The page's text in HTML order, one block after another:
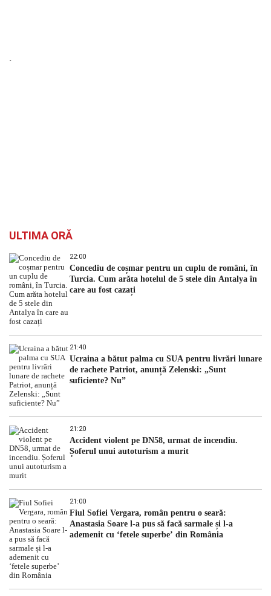
`
ULTIMA ORĂ
22:00
Concediu de coșmar pentru un cuplu de români, în
Turcia. Cum arăta hotelul de 5 stele din Antalya în
care au fost cazați
21:40
Ucraina a bătut palma cu SUA pentru livrări lunare
de rachete Patriot, anunță Zelenski: „Sunt
suficiente? Nu”
21:20
Accident violent pe DN58, urmat de incendiu.
Șoferul unui autoturism a murit
21:00
Fiul Sofiei Vergara, român pentru o seară:
Anastasia Soare l-a pus să facă sarmale și l-a
ademenit cu ‘fetele superbe’ din România